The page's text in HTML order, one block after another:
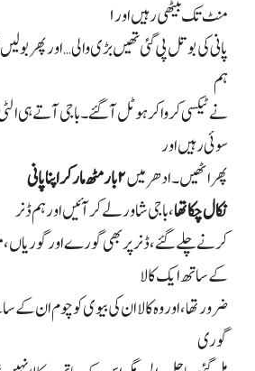
منٹ تک بیٹھی رہیں اور۱
پانی کی بوتل پی گئی تھیں بڑی والی… اور پھر بولیں
ہم
نے ٹیکسی کروا کر ہوٹل آ گئے۔ باجی آتے ہی
سوئی رہیں اور
پھر اٹھیں۔ ادھر میں۲بار مٹھ مار کر اپنا پانی
نکال چکا تھا، باجی شاور لے کر آئیں اور ہم ڈنر
کرنے چلے گئے، ڈنر پر بھی گورے اور
کے ساتھ ایک کالا
ضرور تھا، اور وہ کالا ان کی بیوی کو چوم ان کے
گوری